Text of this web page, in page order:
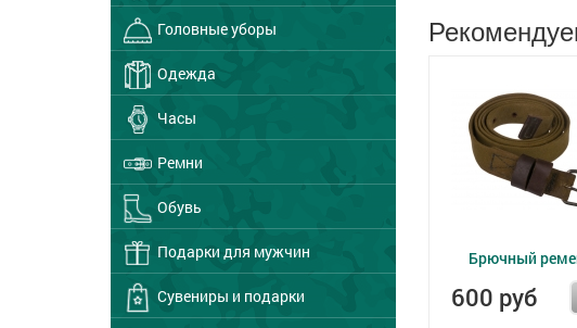
Головные уборы
Одежда
Часы
Ремни
Обувь
Подарки для мужчин
Сувениры и подарки
Брючный
600 руб